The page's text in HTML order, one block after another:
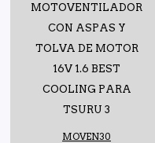
MOTOVENTILADOR
CON ASPAS Y
TOLVA DE MOTOR
16V 1.6 BEST
COOLING PARA
TSURU 3
MOVEN30